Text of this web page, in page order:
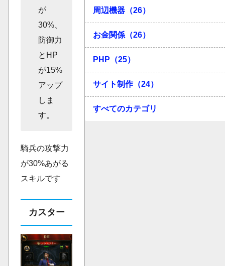
が
30%、
防御力
とHP
が15%
アップ
しま
す。
騎兵の攻撃力
が30%あがる
スキルです
カスター
周辺機器（26）
お金関係（26）
PHP（25）
サイト制作（24）
すべてのカテゴリ